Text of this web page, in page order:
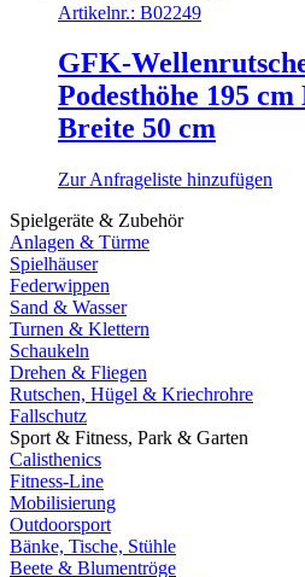
Artikelnr.: B02249
GFK-
Podesthöhe 195
Breite 50 cm
Zur Anfrageliste hinzufügen
Spielgeräte & Zubehör
Anlagen & Türme
Spielhäuser
Federwippen
Sand & Wasser
Turnen & Klettern
Schaukeln
Drehen & Fliegen
Rutschen, Hügel & Kriechrohre
Fallschutz
Sport & Fitness, Park & Garten
Calisthenics
Fitness-Line
Mobilisierung
Outdoorsport
Bänke, Tische, Stühle
Beete & Blumentröge